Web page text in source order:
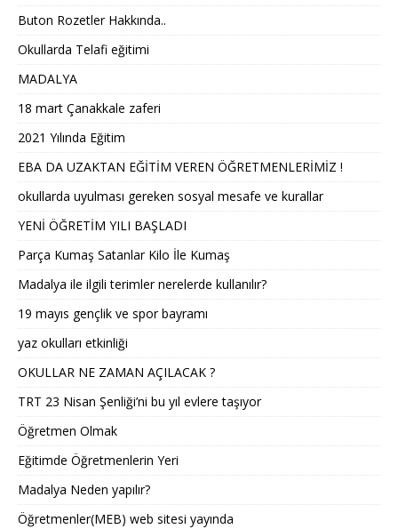
Buton Rozetler Hakkında..
Okullarda Telafi eğitimi
MADALYA
18 mart Çanakkale zaferi
2021 Yılında Eğitim
EBA DA UZAKTAN EĞİTİM VEREN ÖĞRETMENLERİMİZ !
okullarda uyulması gereken sosyal mesafe ve kurallar
YENİ ÖĞRETİM YILI BAŞLADI
Parça Kumaş Satanlar Kilo İle Kumaş
Madalya ile ilgili terimler nerelerde kullanılır?
19 mayıs gençlik ve spor bayramı
yaz okulları etkinliği
OKULLAR NE ZAMAN AÇILACAK ?
TRT 23 Nisan Şenliği’ni bu yıl evlere taşıyor
Öğretmen Olmak
Eğitimde Öğretmenlerin Yeri
Madalya Neden yapılır?
Öğretmenler(MEB) web sitesi yayında